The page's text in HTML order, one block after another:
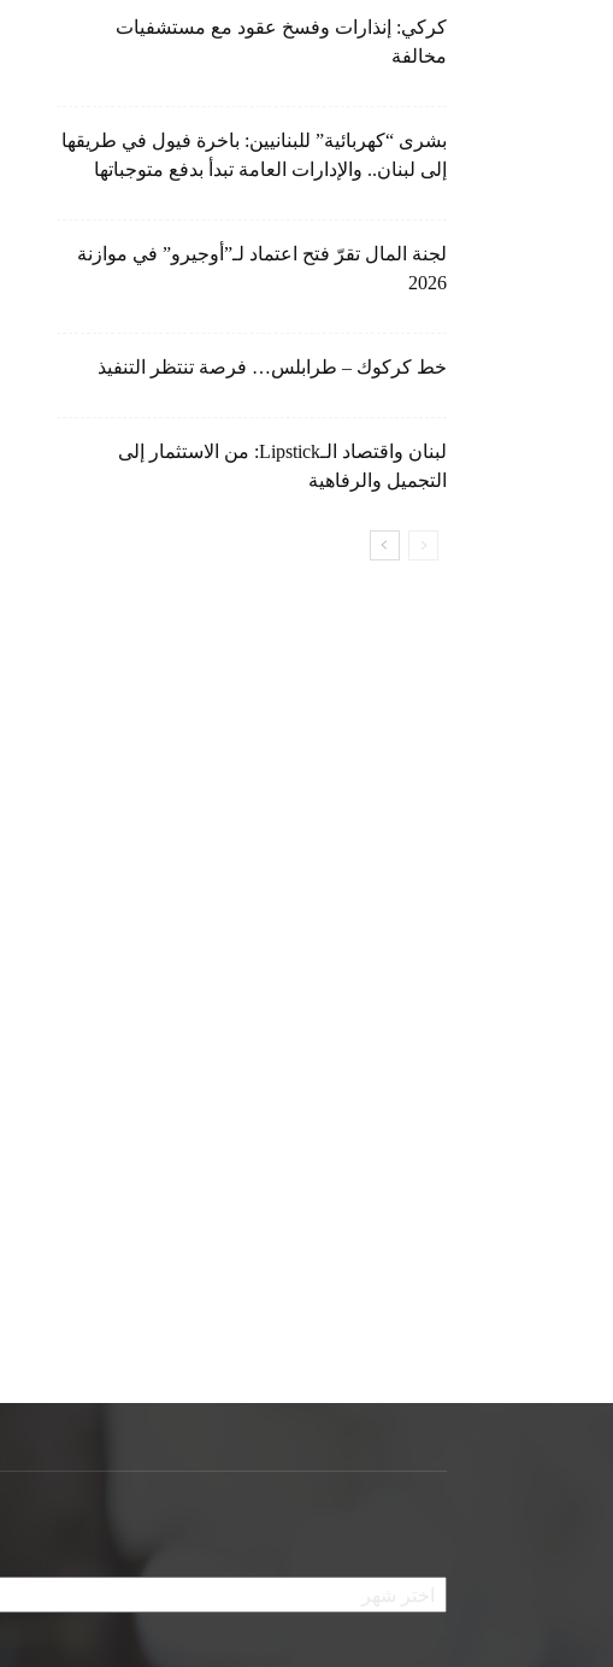
كركي: إنذارات وفسخ عقود مع مستشفيات
مخالفة
بشرى “كهربائية” للبنانيين: باخرة فيول في طريقها
إلى لبنان.. والإدارات العامة تبدأ بدفع متوجباتها
لجنة المال تقرّ فتح اعتماد لـ”أوجيرو” في موازنة
2026
خط كركوك – طرابلس… فرصة تنتظر التنفيذ
لبنان واقتصاد الـLipstick: من الاستثمار إلى
التجميل والرفاهية
الأرشيف